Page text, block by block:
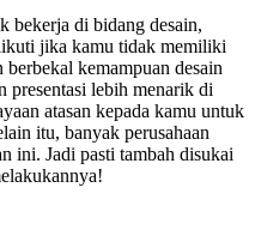
bekerja di bidang desain,
jika kamu tidak memiliki
kemampuan desain
presentasi lebih menarik di
atasan kepada kamu untuk
itu, banyak perusahaan
ini. Jadi pasti tambah disukai